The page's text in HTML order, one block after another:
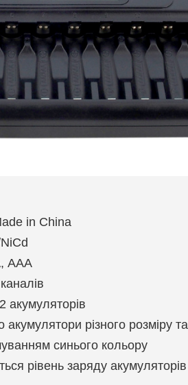
in China
ААА
акумуляторів
різного розміру
синього кольору
рівень заряду